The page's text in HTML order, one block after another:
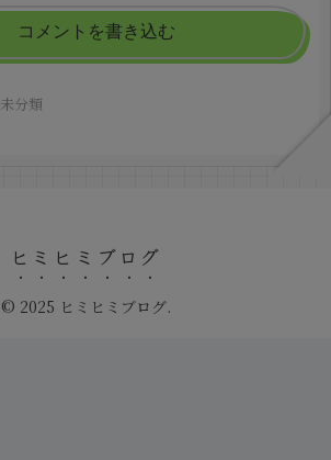
コメントを書き込む
未分類
ヒミヒミブログ
© 2025 ヒミヒミブログ.